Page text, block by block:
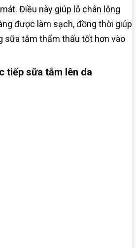
Điều này giúp lỗ chân lông
được làm sạch, đồng thời giúp
sữa tắm thẩm thấu tốt hơn vào
tiếp sữa tắm lên da